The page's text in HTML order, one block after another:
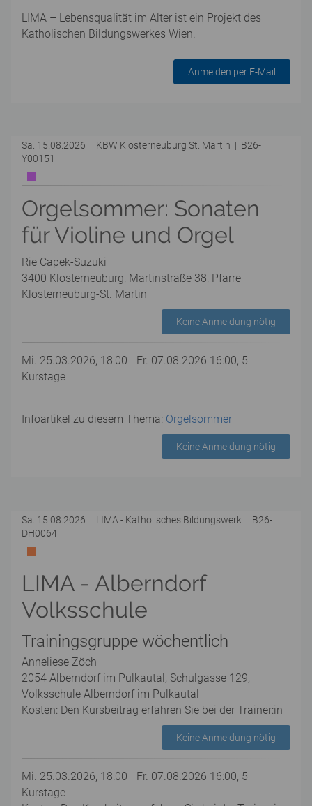
LIMA – Lebensqualität im Alter ist ein Projekt des
Katholischen Bildungswerkes Wien.
Anmelden per E-Mail
Sa. 15.08.2026 | KBW Klosterneuburg St. Martin | B26-
Y00151
Orgelsommer: Sonaten
für Violine und Orgel
Rie Capek-Suzuki
3400 Klosterneuburg, Martinstraße 38, Pfarre
Klosterneuburg-St. Martin
Keine Anmeldung nötig
Mi. 25.03.2026, 18:00 - Fr. 07.08.2026 16:00, 5
Kurstage
Infoartikel zu diesem Thema: Orgelsommer
Keine Anmeldung nötig
Sa. 15.08.2026 | LIMA - Katholisches Bildungswerk | B26-
DH0064
LIMA - Alberndorf
Volksschule
Trainingsgruppe wöchentlich
Anneliese Zöch
2054 Alberndorf im Pulkautal, Schulgasse 129,
Volksschule Alberndorf im Pulkautal
Kosten: Den Kursbeitrag erfahren Sie bei der Trainer:in
Keine Anmeldung nötig
Mi. 25.03.2026, 18:00 - Fr. 07.08.2026 16:00, 5
Kurstage